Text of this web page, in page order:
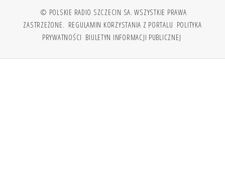
© POLSKIE RADIO SZCZECIN SA. WSZYSTKIE PRAWA
ZASTRZEŻONE. REGULAMIN KORZYSTANIA Z PORTALU POLITYKA
PRYWATNOŚCI BIULETYN INFORMACJI PUBLICZNEJ